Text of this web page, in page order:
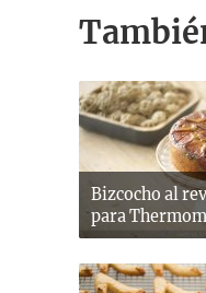
Bizcocho al
para